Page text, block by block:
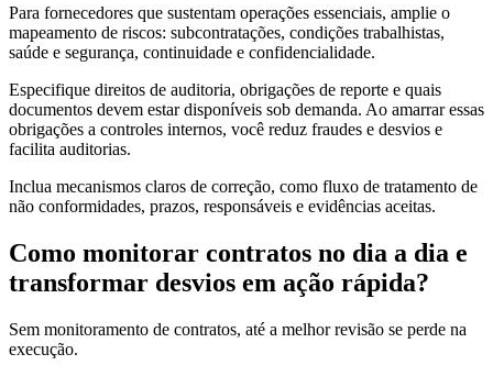
Para fornecedores que sustentam operações essenciais, amplie o
mapeamento de riscos: subcontratações, condições trabalhistas,
saúde e segurança, continuidade e confidencialidade.
Especifique direitos de auditoria, obrigações de reporte e quais
documentos devem estar disponíveis sob demanda. Ao amarrar essas
obrigações a controles internos, você reduz fraudes e desvios e
facilita auditorias.
Inclua mecanismos claros de correção, como fluxo de tratamento de
não conformidades, prazos, responsáveis e evidências aceitas.
Como monitorar contratos no dia a dia e
transformar desvios em ação rápida?
Sem monitoramento de contratos, até a melhor revisão se perde na
execução.